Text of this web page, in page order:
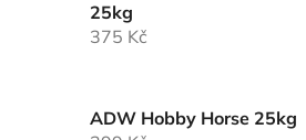
25kg
375 Kč
ADW Hobby Horse 25kg